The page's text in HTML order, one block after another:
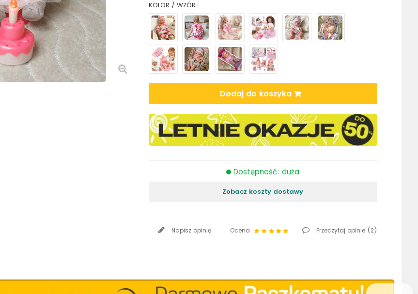
KOLOR / WZÓR
Dodaj do koszyka
Dostępność: duża
Zobacz koszty dostawy
Napisz opinię Ocena Przeczytaj opinie (2)